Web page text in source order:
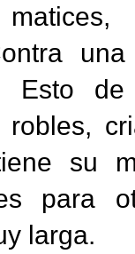
Esto
robles,
su
para
larga.